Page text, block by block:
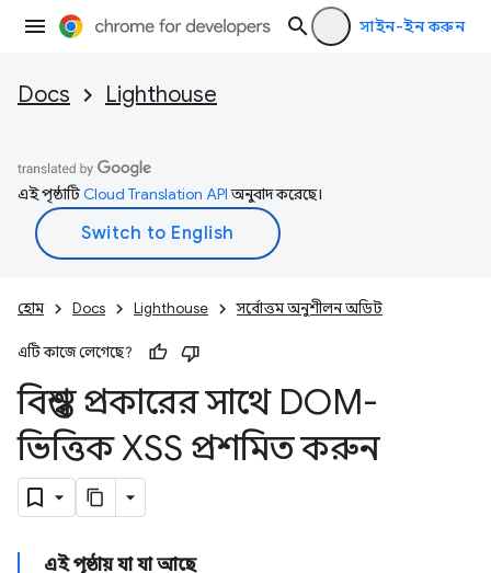
সাইন-ইন করুন
Docs Lighthouse
এই পৃষ্ঠাটিCloud Translation APIঅনুবাদ করেছে।
হোম Docs Lighthouse সর্বোত্তম অনুশীলন অডিট
এটি কাজে লেগেছে?
বিশ্বস্ত প্রকারের সাথে DOM-
ভিত্তিক XSS প্রশমিত করুন
এই পৃষ্ঠায় যা যা আছে